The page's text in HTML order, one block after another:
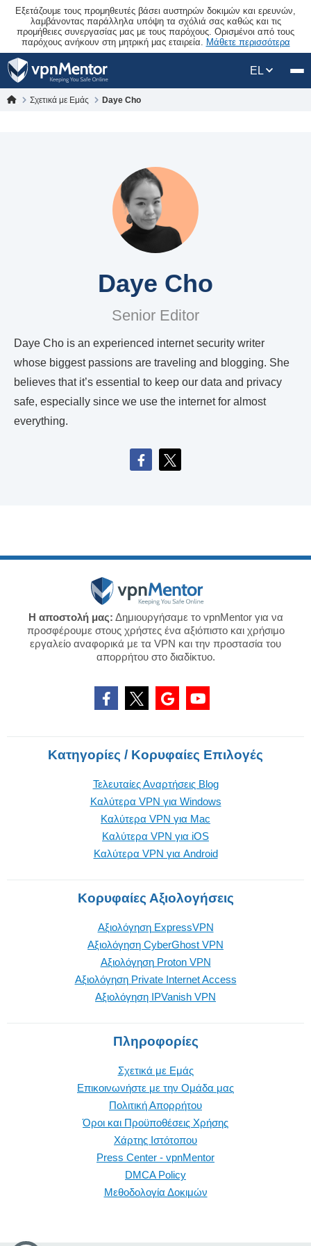
Εξετάζουμε τους προμηθευτές βάσει αυστηρών δοκιμών και ερευνών,
λαμβάνοντας παράλληλα υπόψη τα σχόλιά σας καθώς και τις
προμήθειες συνεργασίας μας με τους παρόχους. Ορισμένοι από τους
παρόχους ανήκουν στη μητρική μας εταιρεία. Μάθετε περισσότερα
EL
Σχετικά με Εμάς Daye Cho
Daye Cho
Senior Editor
Daye Cho is an experienced internet security writer
whose biggest passions are traveling and blogging. She
believes that it’s essential to keep our data and privacy
safe, especially since we use the internet for almost
everything.
Η αποστολή μας: Δημιουργήσαμε το vpnMentor για να
προσφέρουμε στους χρήστες ένα αξιόπιστο και χρήσιμο
εργαλείο αναφορικά με τα VPN και την προστασία του
απορρήτου στο διαδίκτυο.
Κατηγορίες / Κορυφαίες Επιλογές
Τελευταίες Αναρτήσεις Blog
Καλύτερα VPN για Windows
Καλύτερα VPN για Mac
Καλύτερα VPN για iOS
Καλύτερα VPN για Android
Κορυφαίες Αξιολογήσεις
Αξιολόγηση ExpressVPN
Αξιολόγηση CyberGhost VPN
Αξιολόγηση Proton VPN
Αξιολόγηση Private Internet Access
Αξιολόγηση IPVanish VPN
Πληροφορίες
Σχετικά με Εμάς
Επικοινωνήστε με την Oμάδα μας
Πολιτική Απορρήτου
Όροι και Προϋποθέσεις Χρήσης
Χάρτης Ιστότοπου
Press Center - vpnMentor
DMCA Policy
Μεθοδολογία Δοκιμών